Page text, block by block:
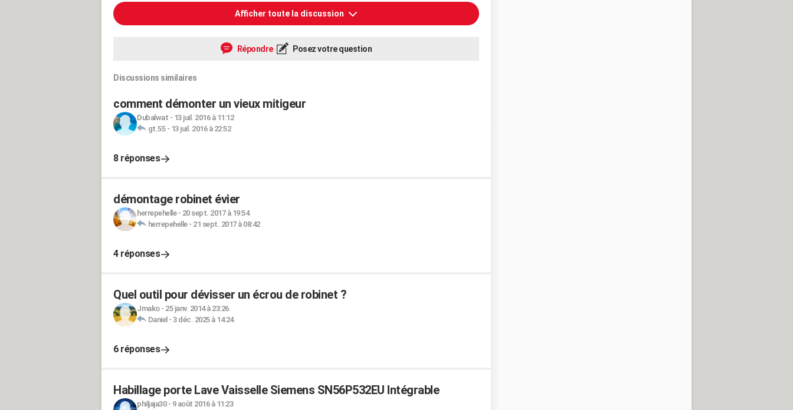
Afficher toute la discussion
Répondre Posez votre question
Discussions similaires
comment démonter un vieux mitigeur
Dubalwat - 13 juil. 2016 à 11:12
gt.55- 13 juil. 2016 à 22:52
8 réponses
démontage robinet évier
herrepehelle- 20 sept. 2017 à 19:54
herrepehelle- 21 sept. 2017 à 08:42
4 réponses
Quel outil pour dévisser un écrou de robinet ?
Jmako- 25 janv. 2014 à 23:26
Daniel - 3 déc. 2025 à 14:24
6 réponses
Habillage porte Lave Vaisselle Siemens SN56P532EU Intégrable
philjaja30- 9 août 2016 à 11:23